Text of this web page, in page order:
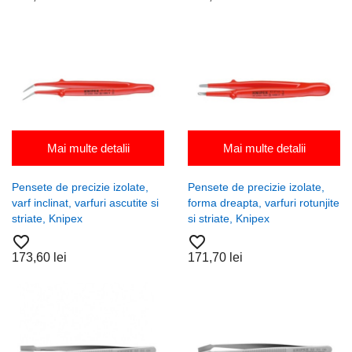
Mai multe detalii
Pensete de precizie izolate,
varf inclinat, varfuri ascutite si
striate, Knipex
favorite_border
173,60 lei
Mai multe detalii
Pensete de precizie izolate,
forma dreapta, varfuri rotunjite
si striate, Knipex
favorite_border
171,70 lei